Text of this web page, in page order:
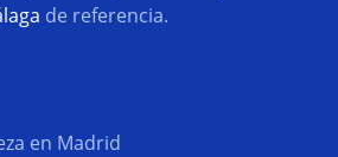
de referencia.
en Madrid